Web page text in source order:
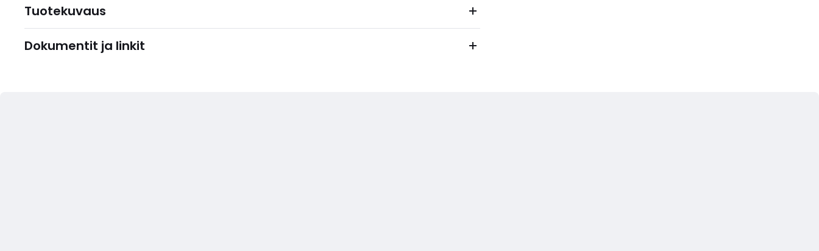
Tuotekuvaus
Dokumentit ja linkit